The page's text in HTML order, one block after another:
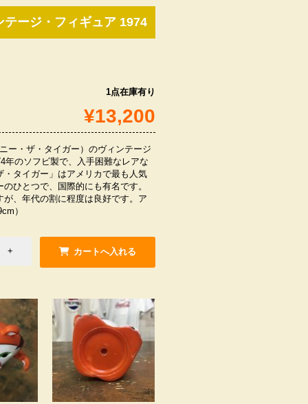
ージ・フィギュア 1974
1点在庫有り
¥13,200
ー・ザ・タイガー）のヴィンテージ
年のソフビ製で、入手困難なレアな
・タイガー」はアメリカで最も人気
ひとつで、国際的にも有名です。
が、年代の割に程度は良好です。ア
）